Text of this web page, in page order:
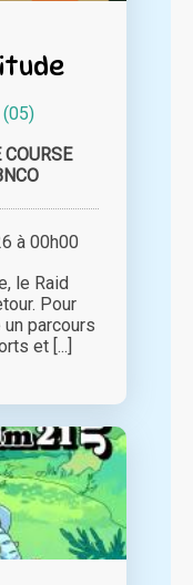
à 00h00
le Raid
Pour
un parcours
et [...]